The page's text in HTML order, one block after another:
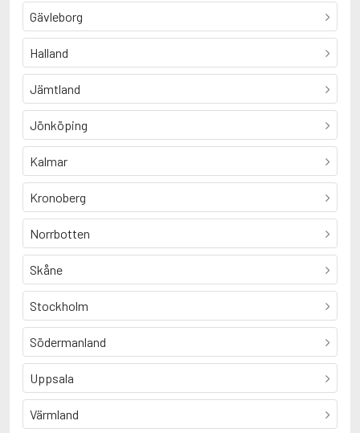
Gävleborg
Halland
Jämtland
Jönköping
Kalmar
Kronoberg
Norrbotten
Skåne
Stockholm
Södermanland
Uppsala
Värmland